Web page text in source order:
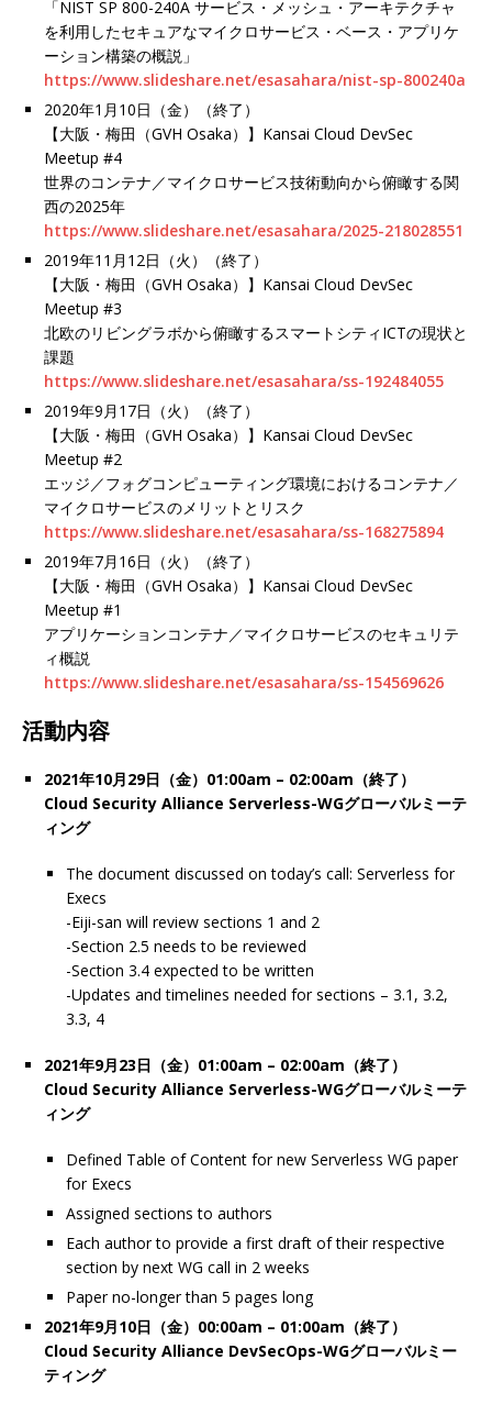
「NIST SP 800-240A サービス・メッシュ・アーキテクチャ
を利用したセキュアなマイクロサービス・ベース・アプリケ
ーション構築の概説」
https://www.slideshare.net/esasahara/nist-sp-800240a
2020年1月10日（金）（終了）
【大阪・梅田（GVH Osaka）】Kansai Cloud DevSec
Meetup #4
世界のコンテナ／マイクロサービス技術動向から俯瞰する関
西の2025年
https://www.slideshare.net/esasahara/2025-218028551
2019年11月12日（火）（終了）
【大阪・梅田（GVH Osaka）】Kansai Cloud DevSec
Meetup #3
北欧のリビングラボから俯瞰するスマートシティICTの現状と
課題
https://www.slideshare.net/esasahara/ss-192484055
2019年9月17日（火）（終了）
【大阪・梅田（GVH Osaka）】Kansai Cloud DevSec
Meetup #2
エッジ／フォグコンピューティング環境におけるコンテナ／
マイクロサービスのメリットとリスク
https://www.slideshare.net/esasahara/ss-168275894
2019年7月16日（火）（終了）
【大阪・梅田（GVH Osaka）】Kansai Cloud DevSec
Meetup #1
アプリケーションコンテナ／マイクロサービスのセキュリテ
ィ概説
https://www.slideshare.net/esasahara/ss-154569626
活動内容
2021年10月29日（金）01:00am – 02:00am（終了）
Cloud Security Alliance Serverless-WGグローバルミーテ
ィング
The document discussed on today’s call: Serverless for
Execs
-Eiji-san will review sections 1 and 2
-Section 2.5 needs to be reviewed
-Section 3.4 expected to be written
-Updates and timelines needed for sections – 3.1, 3.2,
3.3, 4
2021年9月23日（金）01:00am – 02:00am（終了）
Cloud Security Alliance Serverless-WGグローバルミーテ
ィング
Defined Table of Content for new Serverless WG paper
for Execs
Assigned sections to authors
Each author to provide a first draft of their respective
section by next WG call in 2 weeks
Paper no-longer than 5 pages long
2021年9月10日（金）00:00am – 01:00am（終了）
Cloud Security Alliance DevSecOps-WGグローバルミー
ティング